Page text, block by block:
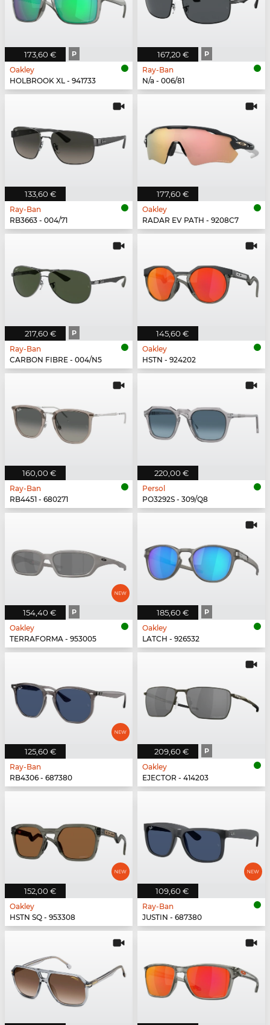
173,60 € P
Oakley
HOLBROOK XL - 941733
167,20 € P
Ray-Ban
N/a - 006/81
133,60 €
Ray-Ban
RB3663 - 004/71
177,60 €
Oakley
RADAR EV PATH - 9208C7
217,60 € P
Ray-Ban
CARBON FIBRE - 004/N5
145,60 €
Oakley
HSTN - 924202
160,00 €
Ray-Ban
RB4451 - 680271
220,00 €
Persol
PO3292S - 309/Q8
154,40 € P
Oakley
TERRAFORMA - 953005
185,60 € P
Oakley
LATCH - 926532
125,60 €
Ray-Ban
RB4306 - 687380
209,60 € P
Oakley
EJECTOR - 414203
152,00 €
Oakley
HSTN SQ - 953308
109,60 €
Ray-Ban
JUSTIN - 687380